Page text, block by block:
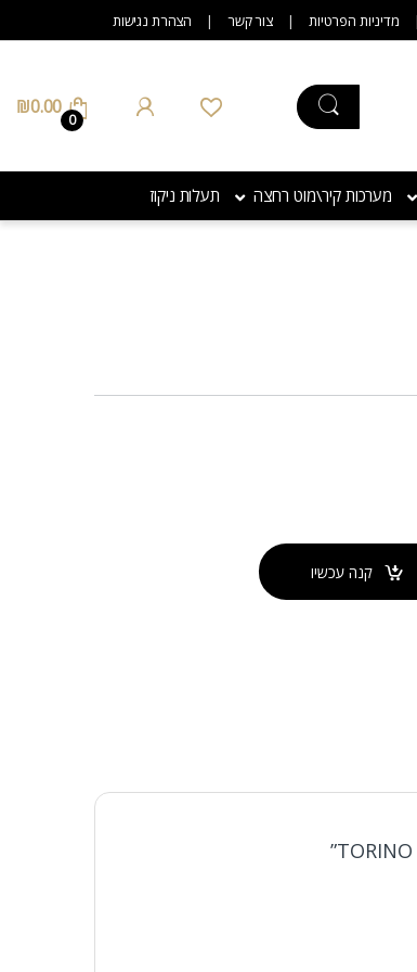
מדיניות הפרטיות צור קשר הצהרת נגישות
0
₪0.00
מערכות קיר\מוט רחצה תעלות ניקוז
קנה עכשיו